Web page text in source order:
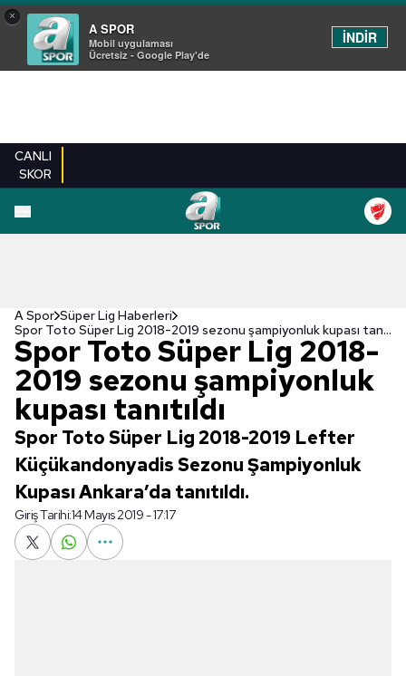
×
A SPOR
Mobil uygulaması
Ücretsiz - Google Play'de
İNDİR
CANLI
SKOR
A Spor Süper Lig Haberleri
Spor Toto Süper Lig 2018-2019 sezonu şampiyonluk kupası tanıtıldı
Spor Toto Süper Lig 2018-
2019 sezonu şampiyonluk
kupası tanıtıldı
Spor Toto Süper Lig 2018-2019 Lefter
Küçükandonyadis Sezonu Şampiyonluk
Kupası Ankara’da tanıtıldı.
Giriş Tarihi:14 Mayıs 2019 - 17:17